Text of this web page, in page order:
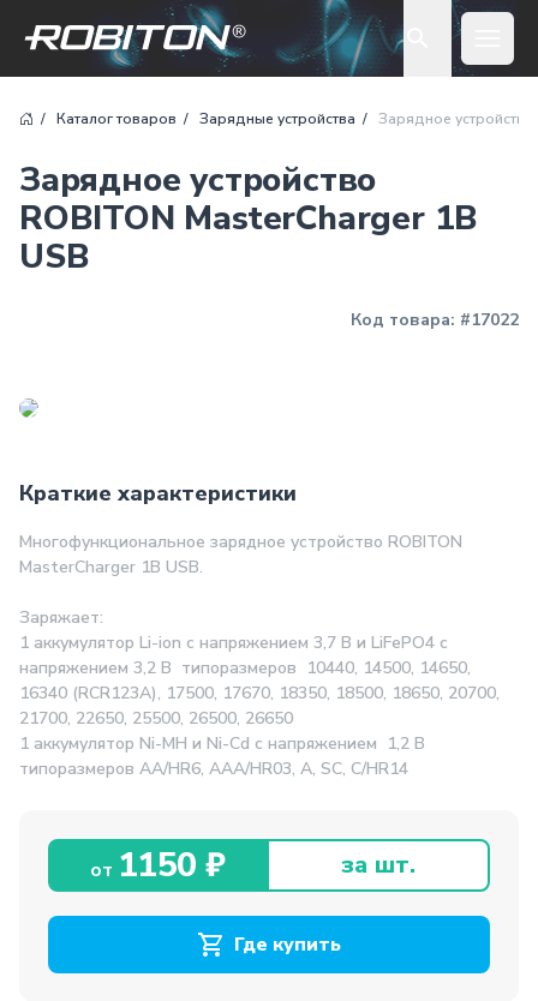
Каталог товаров Зарядные устройства Зарядное устройство
Зарядное устройство
ROBITON MasterCharger 1B
USB
Код товара: #17022
Краткие характеристики
Многофункциональное зарядное устройство ROBITON
MasterCharger 1B USB.
Заряжает:
1 аккумулятор Li-ion с напряжением 3,7 В и LiFePO4 с
напряжением 3,2 В типоразмеров 10440, 14500, 14650,
16340 (RCR123A), 17500, 17670, 18350, 18500, 18650, 20700,
21700, 22650, 25500, 26500, 26650
1 аккумулятор Ni-MH и Ni-Cd с напряжением 1,2 В
типоразмеров АА/HR6, AAA/HR03, A, SC, C/HR14
от 1150 ₽ за шт.
Где купить